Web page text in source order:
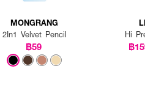
MONGRANG
2In1 Velvet Pencil
฿59
Hi
฿